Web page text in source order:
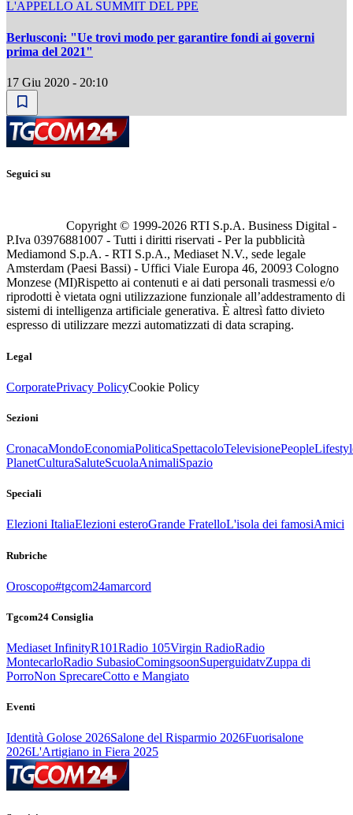
L'APPELLO AL SUMMIT DEL PPE
Berlusconi: "Ue trovi modo per garantire fondi ai governi
prima del 2021"
17 Giu 2020 - 20:10
Seguici su
Copyright © 1999-2026 RTI S.p.A. Business Digital -
P.Iva 03976881007 - Tutti i diritti riservati - Per la pubblicità
Mediamond S.p.A. - RTI S.p.A., Mediaset N.V., sede legale
Amsterdam (Paesi Bassi) - Uffici Viale Europa 46, 20093 Cologno
Monzese (MI)Rispetto ai contenuti e ai dati personali trasmessi e/o
riprodotti è vietata ogni utilizzazione funzionale all’addestramento di
sistemi di intelligenza artificiale generativa. È altresì fatto divieto
espresso di utilizzare mezzi automatizzati di data scraping.
Legal
CorporatePrivacy PolicyCookie Policy
Sezioni
CronacaMondoEconomiaPoliticaSpettacoloTelevisionePeople
PlanetCulturaSaluteScuolaAnimaliSpazio
Speciali
Elezioni ItaliaElezioni esteroGrande FratelloL'isola dei famosiAmici
Rubriche
Oroscopo#tgcom24amarcord
Tgcom24 Consiglia
Mediaset InfinityR101Radio 105Virgin RadioRadio
MontecarloRadio SubasioComingsoonSuperguidatvZuppa di
PorroNon SprecareCotto e Mangiato
Eventi
Identità Golose 2026Salone del Risparmio 2026Fuorisalone
2026L'Artigiano in Fiera 2025